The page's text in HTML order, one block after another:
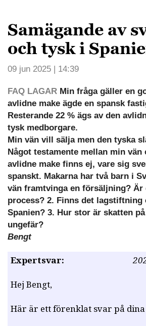
Samägande av
och tysk i
09 jun 2025 | 14:39
FAQ LAGAR Min fråga gäller en
avlidne make ägde en spansk
Resterande 22 % ägs av den
tysk medborgare.
Min vän vill sälja men den tyska
Något testamente mellan min vän
avlidne make finns ej, vare sig
spanskt. Makarna har två barn i
vän framtvinga en försäljning? Är
process? 2. Finns det lagstiftning
Spanien? 3. Hur stor är skatten
ungefär?
Bengt
Expertsvar:
Hej Bengt,
Här är ett förenklat svar på